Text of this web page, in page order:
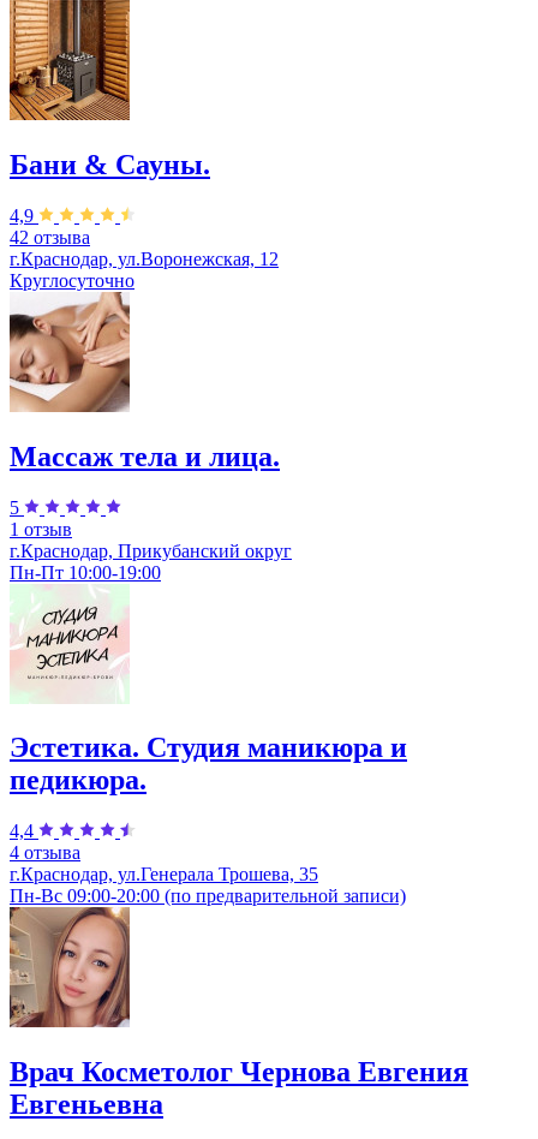
Бани & Сауны.
4,9
42 отзыва
г.Краснодар, ул.Воронежская, 12
Круглосуточно
Массаж тела и лица.
5
1 отзыв
г.Краснодар, Прикубанский округ
Пн-Пт 10:00-19:00
Эстетика. Студия маникюра и
педикюра.
4,4
4 отзыва
г.Краснодар, ул.Генерала Трошева, 35
Пн-Вс 09:00-20:00 (по предварительной записи)
Врач Косметолог Чернова Евгения
Евгеньевна